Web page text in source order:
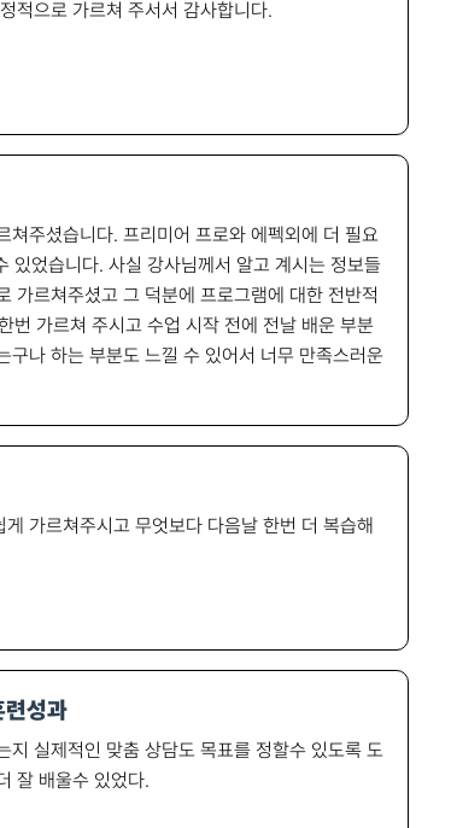
적으로 가르쳐 주서서 감사합니다.
주셨습니다. 프리미어 프로와 에펙외에 더 필요
있었습니다. 사실 강사님께서 알고 계시는 정보들
가르쳐주셨고 그 덕분에 프로그램에 대한 전반적
번 가르쳐 주시고 수업 시작 전에 전날 배운 부분
나 하는 부분도 느낄 수 있어서 너무 만족스러운
가르쳐주시고 무엇보다 다음날 한번 더 복습해
성과
실제적인 맞춤 상담도 목표를 정할수 있도록 도
잘 배울수 있었다.